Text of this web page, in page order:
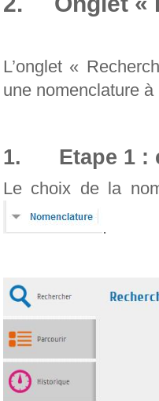
L’onglet «
une nomenclature
1. Etape 1 :
Le choix de la
.